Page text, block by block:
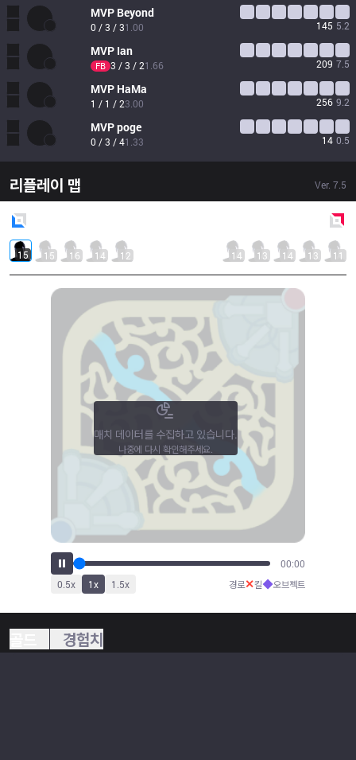
MVP Beyond
0 / 3 / 31.00 145 5.2
MVP Ian
FB 3 / 3 / 21.66 209 7.5
MVP HaMa
1 / 1 / 23.00 256 9.2
MVPpoge
0 / 3 / 41.33 14 0.5
리플레이 맵 Ver. 7.5
15 15 16 14 12 14 13 14 13 11
00:00
0.5x 1x 1.5x 경로✕킬◆오브젝트
매치 데이터를 수집하고 있습니다.
나중에 다시 확인해주세요.
경험치